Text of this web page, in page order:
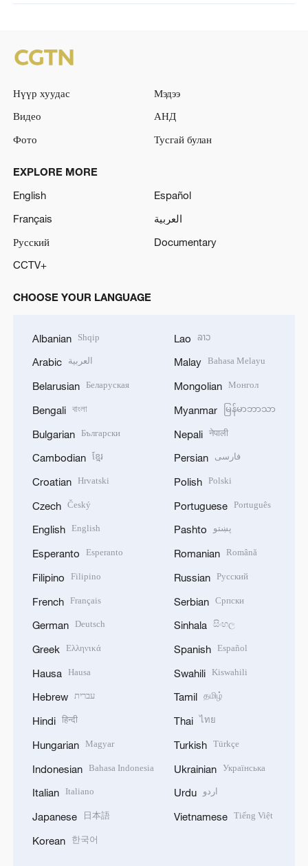
Нүүр хуудас
Мэдээ
Видео
АНД
Фото
Тусгай булан
EXPLORE MORE
English
Español
Français
العربية
Русский
Documentary
CCTV+
CHOOSE YOUR LANGUAGE
Albanian Shqip
Arabic العربية
Belarusian Беларуская
Bengali বাংলা
Bulgarian Български
Cambodian ខ្មែរ
Croatian Hrvatski
Czech Český
English English
Esperanto Esperanto
Filipino Filipino
French Français
German Deutsch
Greek Ελληνικά
Hausa Hausa
Hebrew עברית
Hindi हिन्दी
Hungarian Magyar
Indonesian Bahasa Indonesia
Italian Italiano
Japanese 日本語
Korean 한국어
Lao ລາວ
Malay Bahasa Melayu
Mongolian Монгол
Myanmar မြန်မာဘာသာ
Nepali नेपाली
Persian فارسی
Polish Polski
Portuguese Português
Pashto پښتو
Romanian Română
Russian Русский
Serbian Српски
Sinhala සිංහල
Spanish Español
Swahili Kiswahili
Tamil தமிழ்
Thai ไทย
Turkish Türkçe
Ukrainian Українська
Urdu اردو
Vietnamese Tiếng Việt